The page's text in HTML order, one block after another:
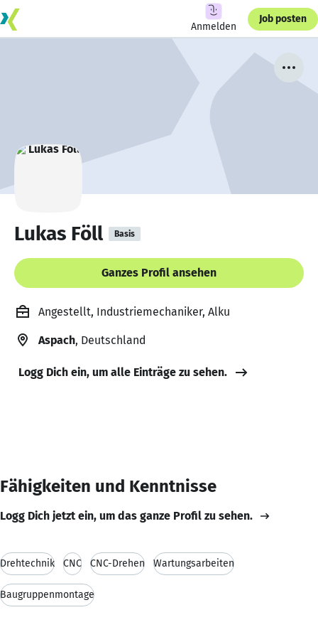
Anmelden
Job posten
Lukas Föll Basis
Ganzes Profil ansehen
Angestellt, Industriemechaniker, Alku
Aspach, Deutschland
Logg Dich ein, um alle Einträge zu sehen.
Fähigkeiten und Kenntnisse
Logg Dich jetzt ein, um das ganze Profil zu sehen.
Drehtechnik CNC CNC-Drehen Wartungsarbeiten
Baugruppenmontage